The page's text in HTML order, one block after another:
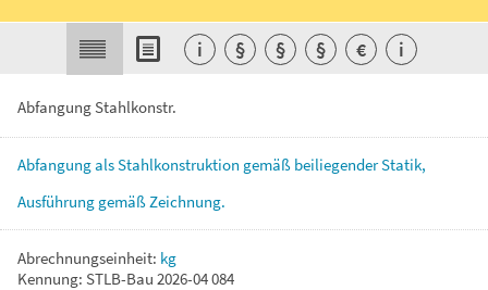
Abfangung Stahlkonstr.
AbfangungalsStahlkonstruktion gemäß beiliegenderStatik,
Ausführung gemäßZeichnung.
Abrechnungseinheit: kg
Kennung: STLB-Bau 2026-04 084
i § § § € i